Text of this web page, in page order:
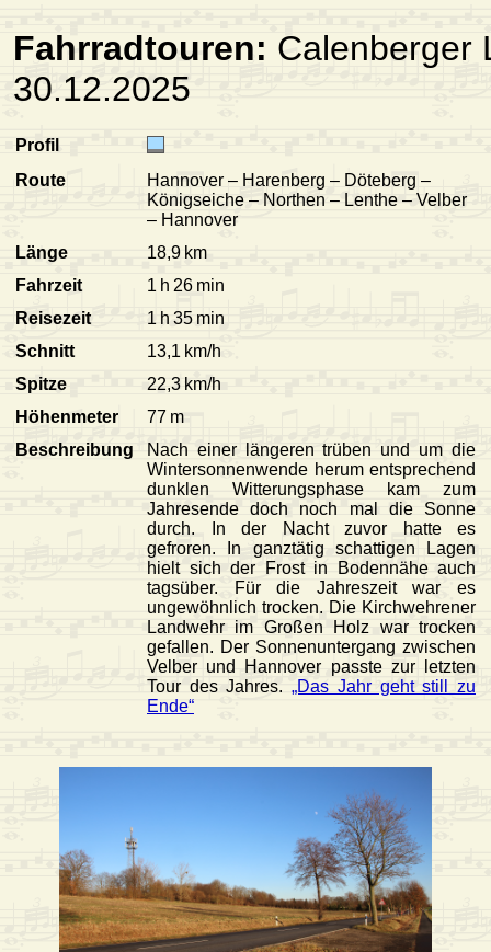
Fahrradtouren: Calenberger
30.12.2025
Profil
Route
Hannover – Harenberg – Döteberg –
Königseiche – Northen – Lenthe – Velber
– Hannover
Länge
18,9 km
Fahrzeit
1 h 26 min
Reisezeit
1 h 35 min
Schnitt
13,1 km/h
Spitze
22,3 km/h
Höhenmeter
77 m
Beschreibung
Nach einer längeren trüben und um die
Wintersonnenwende herum entsprechend
dunklen Witterungsphase kam zum
Jahresende doch noch mal die Sonne
durch. In der Nacht zuvor hatte es
gefroren. In ganztätig schattigen Lagen
hielt sich der Frost in Bodennähe auch
tagsüber. Für die Jahreszeit war es
ungewöhnlich trocken. Die Kirchwehrener
Landwehr im Großen Holz war trocken
gefallen. Der Sonnenuntergang zwischen
Velber und Hannover passte zur letzten
Tour des Jahres.„Das Jahr geht still zu
Ende“